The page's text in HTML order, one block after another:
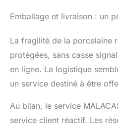
Emballage et livraison : un
La fragilité de la porcelaine
protégées, sans casse
en ligne. La logistique
un service destiné à être
Au bilan, le service
service client réactif. Les